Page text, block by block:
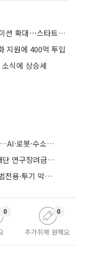
SK에코플랜트, AI·반도체 오픈이노베이션 확대⋯스타트업 육성 본격화
지원에 400억 투입
식에 상승세
현대차 새만금 9조 투자효과 키우려면…AI·로봇·수소 공공기관 집적화 시급
전북대 이건희 박사과정생, 한국연구재단 연구장려금 선정
전주시, 농지 8582필지 심층조사…불법전용·투기 막는다
0
추가취재 원해요
0